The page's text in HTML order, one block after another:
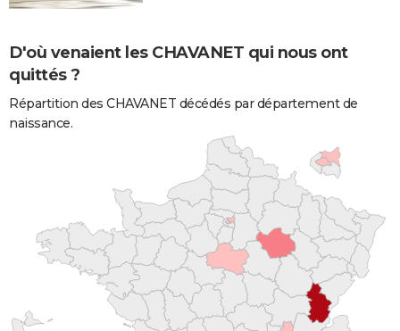
D'où venaient les CHAVANET qui nous ont
quittés ?
Répartition des CHAVANET décédés par département de
naissance.